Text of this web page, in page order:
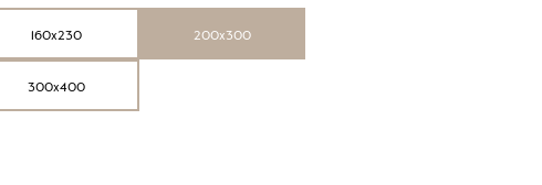
160x230 200x300
300x400